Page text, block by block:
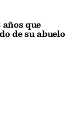
que
de su abuelo